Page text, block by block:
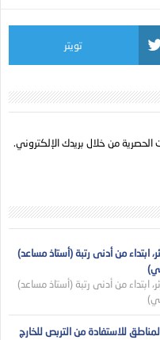
تويتر
الحصرية من خلال بريدك الإلكتروني.
ابتداء من أدنى رتبة (أستاذ مساعد)
ابتداء من أدنى رتبة (أستاذ مساعد)
للاستفادة من التربص للخارج